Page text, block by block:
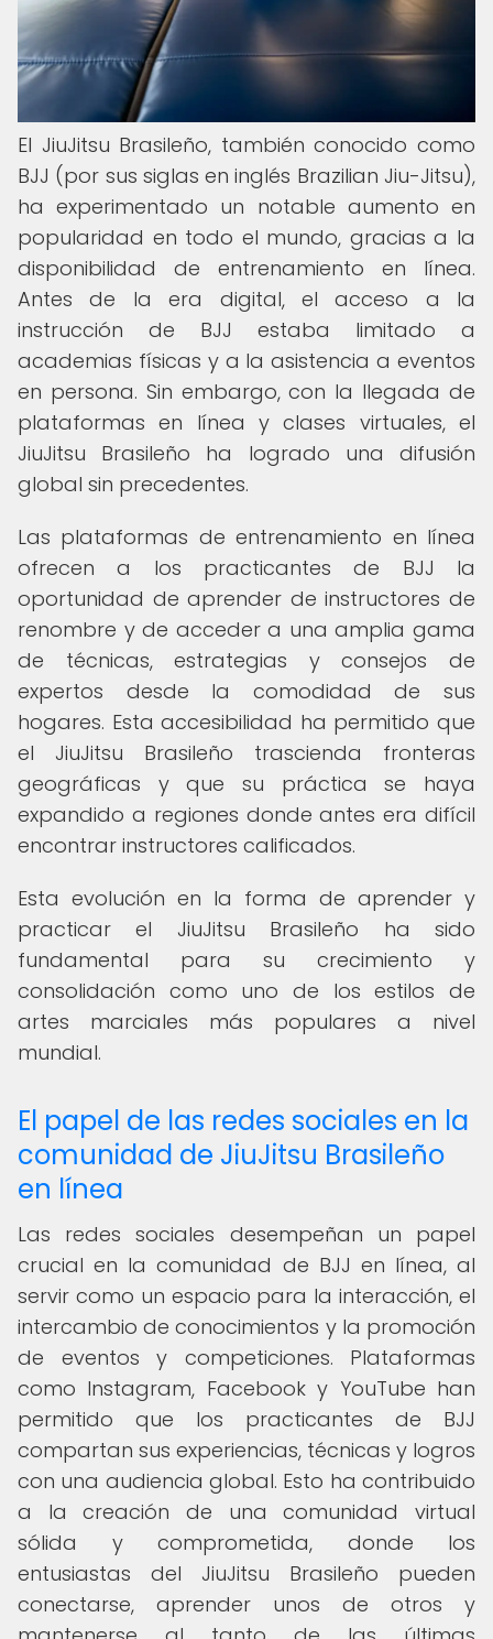
El JiuJitsu Brasileño, también conocido como
BJJ (por sus siglas en inglés Brazilian Jiu-Jitsu),
ha experimentado un notable aumento en
popularidad en todo el mundo, gracias a la
disponibilidad de entrenamiento en línea.
Antes de la era digital, el acceso a la
instrucción de BJJ estaba limitado a
academias físicas y a la asistencia a eventos
en persona. Sin embargo, con la llegada de
plataformas en línea y clases virtuales, el
JiuJitsu Brasileño ha logrado una difusión
global sin precedentes.
Las plataformas de entrenamiento en línea
ofrecen a los practicantes de BJJ la
oportunidad de aprender de instructores de
renombre y de acceder a una amplia gama
de técnicas, estrategias y consejos de
expertos desde la comodidad de sus
hogares. Esta accesibilidad ha permitido que
el JiuJitsu Brasileño trascienda fronteras
geográficas y que su práctica se haya
expandido a regiones donde antes era difícil
encontrar instructores calificados.
Esta evolución en la forma de aprender y
practicar el JiuJitsu Brasileño ha sido
fundamental para su crecimiento y
consolidación como uno de los estilos de
artes marciales más populares a nivel
mundial.
El papel de las redes sociales en la
comunidad de JiuJitsu Brasileño
en línea
Las redes sociales desempeñan un papel
crucial en la comunidad de BJJ en línea, al
servir como un espacio para la interacción, el
intercambio de conocimientos y la promoción
de eventos y competiciones. Plataformas
como Instagram, Facebook y YouTube han
permitido que los practicantes de BJJ
compartan sus experiencias, técnicas y logros
con una audiencia global. Esto ha contribuido
a la creación de una comunidad virtual
sólida y comprometida, donde los
entusiastas del JiuJitsu Brasileño pueden
conectarse, aprender unos de otros y